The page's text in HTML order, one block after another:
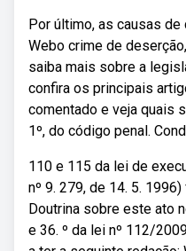
Por último, as causas de
Webo crime de
saiba mais sobre a
confira os principais
comentado e veja quais
1º, do código penal.
110 e 115 da lei de
nº 9. 279, de 14. 5.
Doutrina sobre este ato
e 36. º da lei nº 112/